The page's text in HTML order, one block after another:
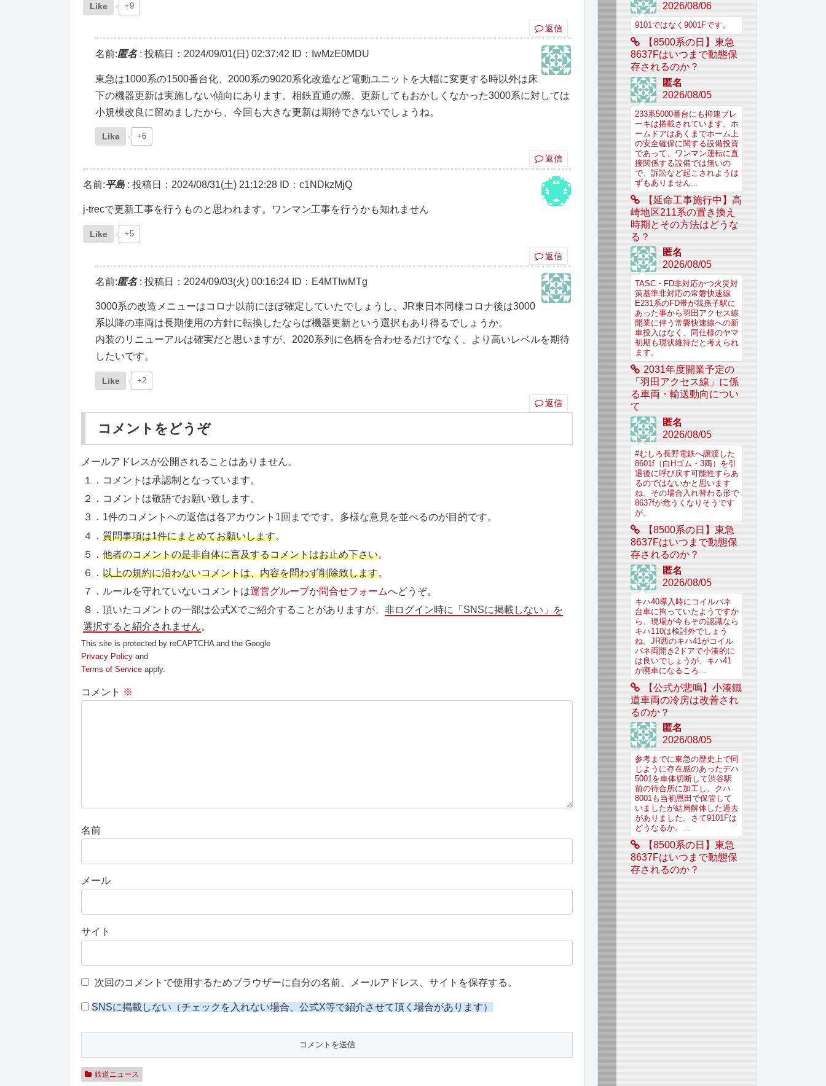
Like +9
返信
名前:匿名: 投稿日：2024/09/01(日) 02:37:42 ID：IwMzE0MDU
東急は1000系の1500番台化、2000系の9020系化改造など電動ユニットを大幅に変更する時以外は床
下の機器更新は実施しない傾向にあります。相鉄直通の際、更新してもおかしくなかった3000系に対しては
小規模改良に留めましたから、今回も大きな更新は期待できないでしょうね。
Like +6
返信
名前:平島: 投稿日：2024/08/31(土) 21:12:28 ID：c1NDkzMjQ
j-trecで更新工事を行うものと思われます。ワンマン工事を行うかも知れません
Like +5
返信
名前:匿名: 投稿日：2024/09/03(火) 00:16:24 ID：E4MTIwMTg
3000系の改造メニューはコロナ以前にほぼ確定していたでしょうし、JR東日本同様コロナ後は3000
系以降の車両は長期使用の方針に転換したならば機器更新という選択もあり得るでしょうか。
内装のリニューアルは確実だと思いますが、2020系列に色柄を合わせるだけでなく、より高いレベルを期待
したいです。
Like +2
返信
コメントをどうぞ
メールアドレスが公開されることはありません。
１．コメントは承認制となっています。
２．コメントは敬語でお願い致します。
３．1件のコメントへの返信は各アカウント1回までです。多様な意見を並べるのが目的です。
４．質問事項は1件にまとめてお願いします。
５．他者のコメントの是非自体に言及するコメントはお止め下さい。
６．以上の規約に沿わないコメントは、内容を問わず削除致します。
７．ルールを守れていないコメントは運営グループか問合せフォームへどうぞ。
８．頂いたコメントの一部は公式Xでご紹介することがありますが、非ログイン時に「SNSに掲載しない」を
選択すると紹介されません。
This site is protected by reCAPTCHA and the Google
Privacy Policy and
Terms of Service apply.
コメント ※
名前
メール
サイト
次回のコメントで使用するためブラウザーに自分の名前、メールアドレス、サイトを保存する。
SNSに掲載しない（チェックを入れない場合、公式X等で紹介させて頂く場合があります）
鉄道ニュース
2026/08/06
9101ではなく9001Fです。
【8500系の日】東急
8637Fはいつまで動態保
存されるのか？
匿名
2026/08/05
233系5000番台にも抑速ブレ
ーキは搭載されています。ホ
ームドアはあくまでホーム上
の安全確保に関する設備投資
であって、ワンマン運転に直
接関係する設備では無いの
で、訴訟など起こされようは
ずもありません...
【延命工事施行中】高
崎地区211系の置き換え
時期とその方法はどうな
る？
匿名
2026/08/05
TASC・FD非対応かつ火災対
策基準非対応の常磐快速線
E231系のFD帯が我孫子駅に
あった事から羽田アクセス線
開業に伴う常磐快速線への新
車投入はなく、同仕様のヤマ
初期も現状維持だと考えられ
ます。
2031年度開業予定の
「羽田アクセス線」に係
る車両・輸送動向につい
て
匿名
2026/08/05
#むしろ長野電鉄へ譲渡した
8601f（白Hゴム・3両）を引
退後に呼び戻す可能性すらあ
るのではないかと思います
ね。その場合入れ替わる形で
8637fが危うくなりそうです
が。
【8500系の日】東急
8637Fはいつまで動態保
存されるのか？
匿名
2026/08/05
キハ40導入時にコイルバネ
台車に拘っていたようですか
ら、現場が今もその認識なら
キハ110は検討外でしょう
ね。JR西のキハ41がコイル
バネ両開き2ドアで小湊的に
は良いでしょうが、キハ41
が廃車になるころ...
【公式が悲鳴】小湊鐵
道車両の冷房は改善され
るのか？
匿名
2026/08/05
参考までに東急の歴史上で同
じように存在感のあったデハ
5001を車体切断して渋谷駅
前の待合所に加工し、クハ
8001も当初恩田で保管して
いましたが結局解体した過去
がありました。さて9101Fは
どうなるか。...
【8500系の日】東急
8637Fはいつまで動態保
存されるのか？